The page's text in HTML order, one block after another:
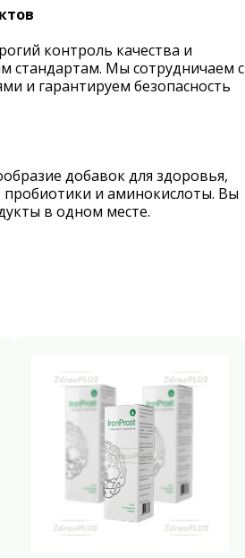
контроль качества и
стандартам. Мы сотрудничаем с
и гарантируем безопасность
добавок для здоровья,
и аминокислоты. Вы
в одном месте.